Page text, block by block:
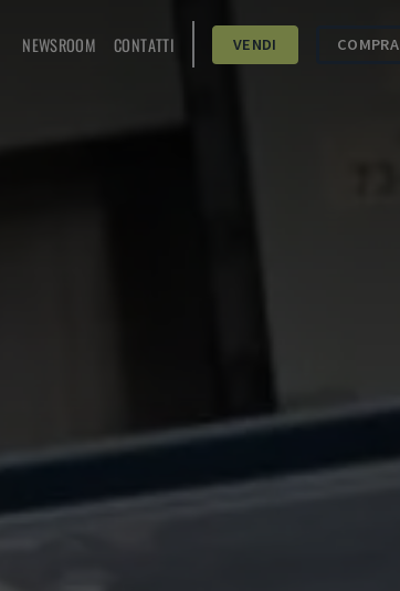
NEWSROOM CONTATTI VENDI COMPRA